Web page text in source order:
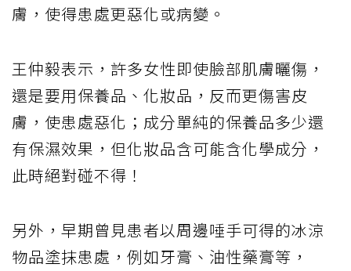
膚，使得患處更惡化或病變。
王仲毅表示，許多女性即使臉部肌膚曬傷，
還是要用保養品、化妝品，反而更傷害皮
膚，使患處惡化；成分單純的保養品多少還
有保濕效果，但化妝品含可能含化學成分，
此時絕對碰不得！
另外，早期曾見患者以周邊唾手可得的冰涼
物品塗抹患處，例如牙膏、油性藥膏等，